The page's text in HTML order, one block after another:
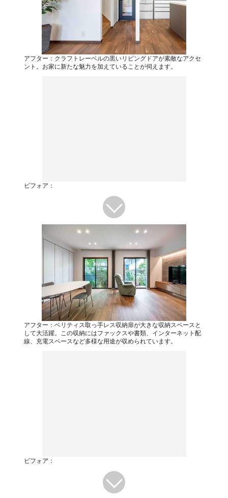
アフター：クラフトレーベルの黒いリビングドアが素敵なアクセ
ント。お家に新たな魅力を加えていることが伺えます。
ビフォア：
アフター：ベリティス取っ手レス収納扉が大きな収納スペースと
して大活躍。この収納にはファックスや書類、インターネット配
線、充電スペースなど多様な用途が収められています。
ビフォア：